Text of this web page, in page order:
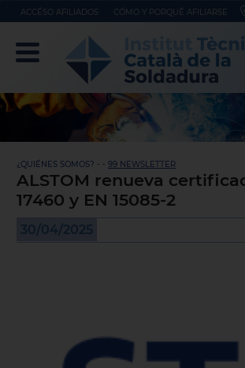
ACCÉSO AFILIADOS CÓMO Y PORQUÉ AFILIARSE
¿QUIÉNES SOMOS? - - 99 NEWSLETTER
ALSTOM renueva
17460 y EN 15085-2
30/04/2025